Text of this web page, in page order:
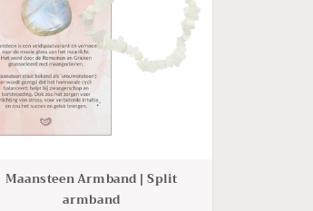
Maansteen Armband | Split
armband